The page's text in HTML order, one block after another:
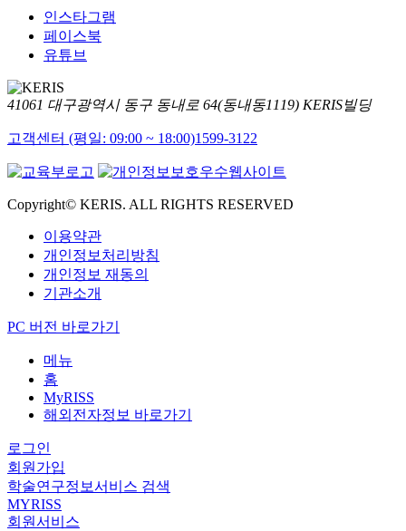
인스타그램
페이스북
유튜브
41061 대구광역시 동구 동내로 64(동내동1119) KERIS빌딩
고객센터 (평일: 09:00 ~ 18:00)1599-3122
Copyright© KERIS. ALL RIGHTS RESERVED
이용약관
개인정보처리방침
개인정보 재동의
기관소개
PC 버전 바로가기
메뉴
홈
MyRISS
해외전자정보 바로가기
로그인
회원가입
학술연구정보서비스 검색
MYRISS
회원서비스